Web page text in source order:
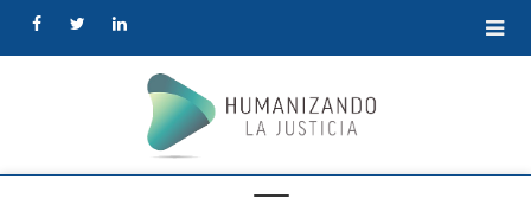
facebooktwitterlinkedin